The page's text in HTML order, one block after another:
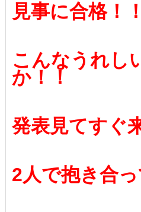
見事に合格！
こんなうれし
か！！
発表見てすぐ
2人で抱き合っ